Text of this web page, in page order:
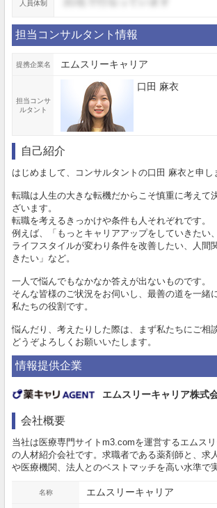
人員体制
担当コンサルタント情報
提携企業名 エムスリーキャリア
担当コンサ
ルタント
口田 麻衣
自己紹介
はじめまして、コンサルタントの口田 麻衣と申し
転職は人生の大きな転機だからこそ慎重に考えて
ざいます。
転職を考えるきっかけや条件も人それぞれです。
例えば、「もっとキャリアアップをしていきたい、
ライフスタイルが変わり条件を改善したい、人間
きたい」など。
一人で悩んでもなかなか答えが出ないものです。
そんな皆様のご状況をお伺いし、最善の道を一緒
私たちの役割です。
悩んだり、考えたりした際は、まず私たちにご相
どうぞよろしくお願いいたします。
情報提供企業
エムスリーキャリア株式
会社概要
当社は医療専門サイトm3.comを運営するエムス
の人材紹介会社です。求職者である薬剤師と、求
や医療機関、法人とのベストマッチを高い水準で
名称 エムスリーキャリア